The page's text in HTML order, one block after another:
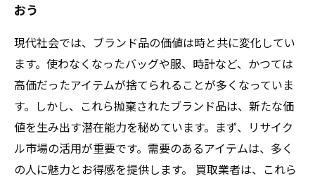
おう
現代社会では、ブランド品の価値は時と共に変化してい
ます。使わなくなったバッグや服、時計など、かつては
高価だったアイテムが捨てられることが多くなっていま
す。しかし、これら抛棄されたブランド品は、新たな価
値を生み出す潜在能力を秘めています。まず、リサイク
ル市場の活用が重要です。需要のあるアイテムは、多く
の人に魅力とお得感を提供します。 買取業者は、これら